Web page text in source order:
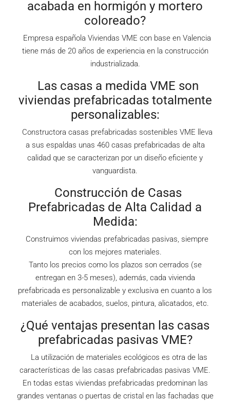
acabada en hormigón y mortero
coloreado?
Empresa española Viviendas VME con base en Valencia
tiene más de 20 años de experiencia en la construcción
industrializada.
Las casas a medida VME son
viviendas prefabricadas totalmente
personalizables:
Constructora casas prefabricadas sostenibles VME lleva
a sus espaldas unas 460 casas prefabricadas de alta
calidad que se caracterizan por un diseño eficiente y
vanguardista.
Construcción de Casas
Prefabricadas de Alta Calidad a
Medida:
Construimos viviendas prefabricadas pasivas, siempre
con los mejores materiales.
Tanto los precios como los plazos son cerrados (se
entregan en 3-5 meses), además, cada vivienda
prefabricada es personalizable y exclusiva en cuanto a los
materiales de acabados, suelos, pintura, alicatados, etc.
¿Qué ventajas presentan las casas
prefabricadas pasivas VME?
La utilización de materiales ecológicos es otra de las
características de las casas prefabricadas pasivas VME.
En todas estas viviendas prefabricadas predominan las
grandes ventanas o puertas de cristal en las fachadas que